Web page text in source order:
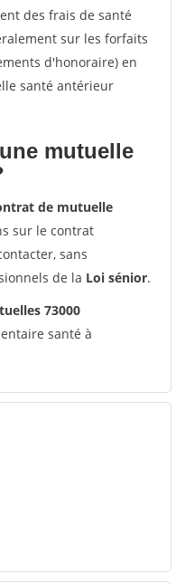
des frais de santé
sur les forfaits
d'honoraire) en
santé antérieur
mutuelle
de mutuelle
sur le contrat
sans
de la Loi sénior.
73000
santé à